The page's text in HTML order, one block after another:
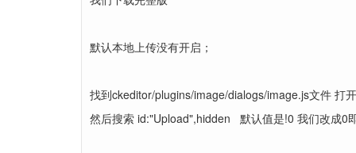
默认本地上传没有开启；
找到ckeditor/plugins/image/dialogs/image.js文件 打
然后搜索 id:"Upload",hidden 默认值是!0 我们改成0